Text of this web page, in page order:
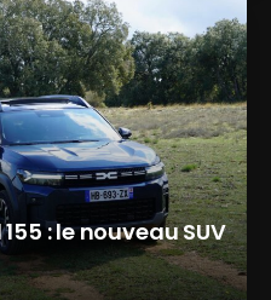
: le nouveau SUV